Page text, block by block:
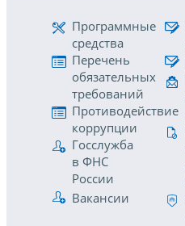
Программные
средства
Перечень
обязательных
требований
Противодействие
коррупции
Госслужба
в ФНС
России
Вакансии